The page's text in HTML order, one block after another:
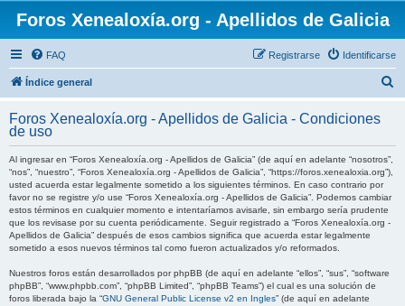
Foros Xenealoxía.org - Apellidos de Galicia
FAQ Identificarse
Registrarse
Índice general
c
Foros Xenealoxía.org - Apellidos de Galicia - Condiciones
de uso
Al ingresar en “Foros Xenealoxía.org - Apellidos de Galicia” (de aquí en adelante “nosotros”,
“nos”, “nuestro”, “Foros Xenealoxía.org - Apellidos de Galicia”, “https://foros.xenealoxia.org”),
usted acuerda estar legalmente sometido a los siguientes términos. En caso contrario por
favor no se registre y/o use “Foros Xenealoxía.org - Apellidos de Galicia”. Podemos cambiar
estos términos en cualquier momento e intentaríamos avisarle, sin embargo sería prudente
que los revisase por su cuenta periódicamente. Seguir registrado a “Foros Xenealoxía.org -
Apellidos de Galicia” después de esos cambios significa que acuerda estar legalmente
sometido a esos nuevos términos tal como fueron actualizados y/o reformados.
Nuestros foros están desarrollados por phpBB (de aquí en adelante “ellos”, “sus”, “software
phpBB”, “www.phpbb.com”, “phpBB Limited”, “phpBB Teams”) el cual es una solución de
foros liberada bajo la “GNU General Public License v2 en Ingles” (de aquí en adelante